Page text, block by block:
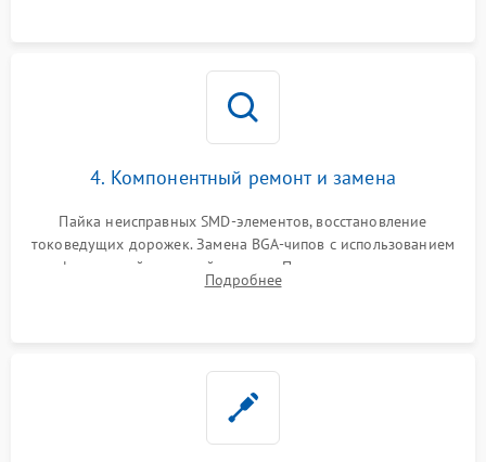
4. Компонентный ремонт и замена
Пайка неисправных SMD-элементов, восстановление
токоведущих дорожек. Замена BGA-чипов с использованием
инфракрасной паяльной станции. Прошивка микросхемы
BIOS или замена поврежденных портов USB
Подробнее